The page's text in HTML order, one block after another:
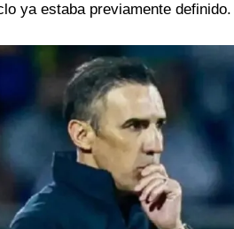
ya estaba previamente definido.